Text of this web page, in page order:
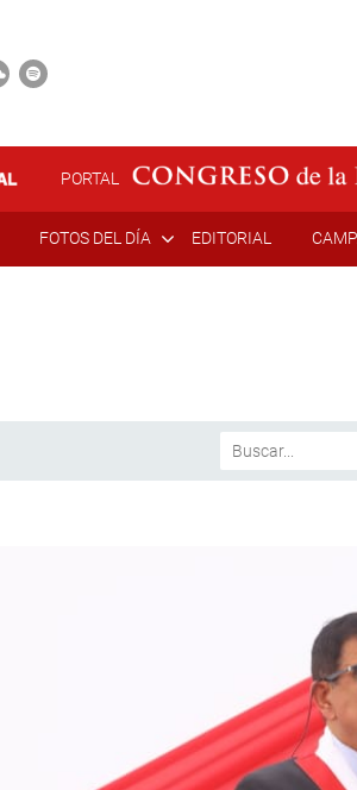
PORTAL
FOTOS DEL DÍA EDITORIAL